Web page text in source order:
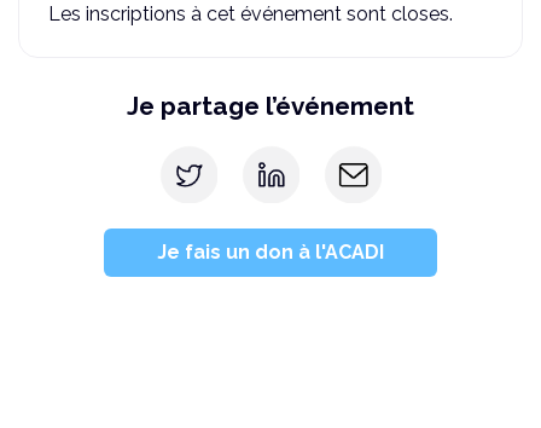
Les inscriptions à cet événement sont closes.
Je partage l’événement
Je fais un don à l'ACADI